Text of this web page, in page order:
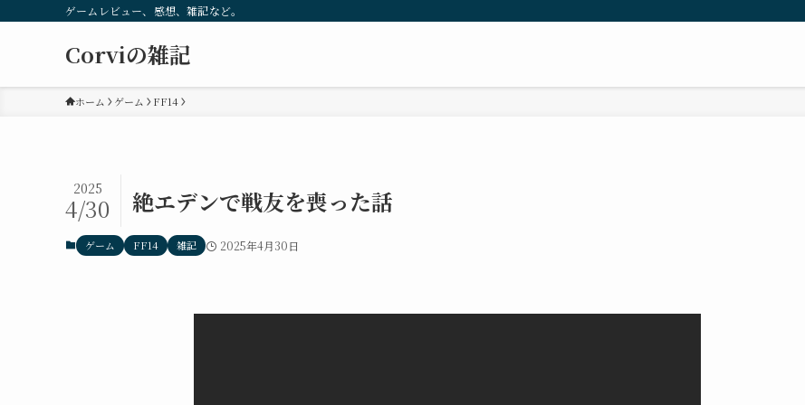
ゲームレビュー、感想、雑記など。
Corviの雑記
ホーム ゲーム FF14
絶エデンで戦友を喪った話
2025
4/30
ゲーム FF14 雑記 2025年4月30日